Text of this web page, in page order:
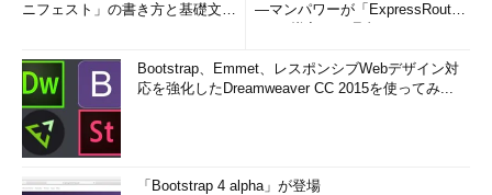
ニフェスト」の書き方と基礎文法
―マンパワーが「ExpressRout
Bootstrap、Emmet、レスポンシブWebデザイン対
応を強化したDreamweaver CC 2015を使ってみ...
「Bootstrap 4 alpha」が登場